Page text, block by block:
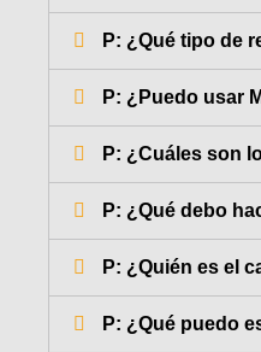
P: ¿Qué tipo de
P: ¿Puedo usar
P: ¿Cuáles son
P: ¿Qué debo
P: ¿Quién es el
P: ¿Qué puedo